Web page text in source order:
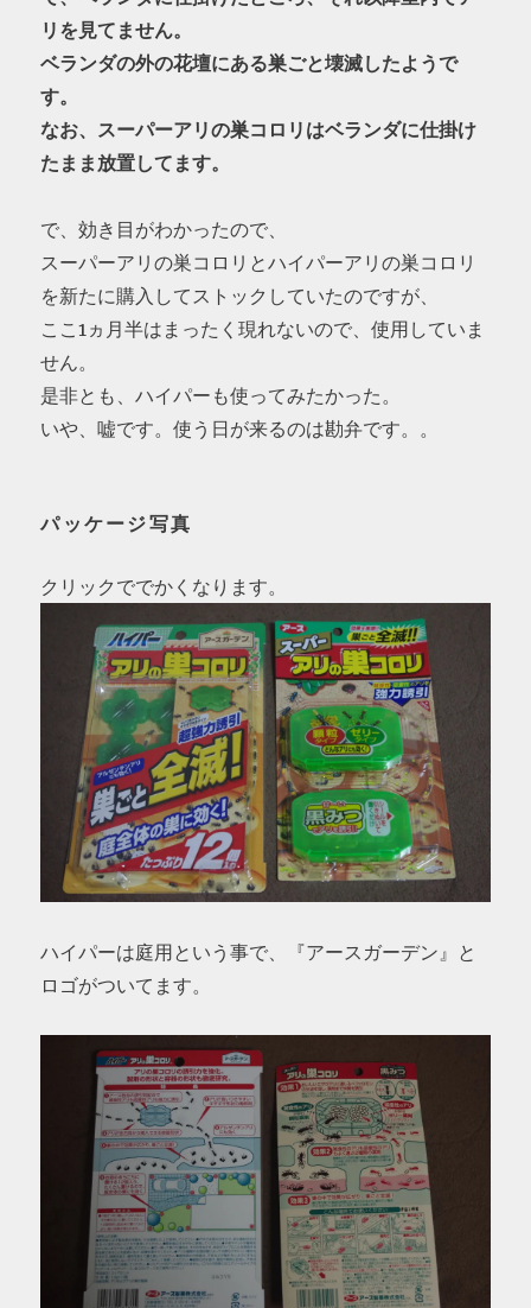
リを見てません。
ベランダの外の花壇にある巣ごと壊滅したようで
す。
なお、スーパーアリの巣コロリはベランダに仕掛け
たまま放置してます。
で、効き目がわかったので、
スーパーアリの巣コロリとハイパーアリの巣コロリ
を新たに購入してストックしていたのですが、
ここ1ヵ月半はまったく現れないので、使用していま
せん。
是非とも、ハイパーも使ってみたかった。
いや、嘘です。使う日が来るのは勘弁です。。
パッケージ写真
クリックででかくなります。
ハイパーは庭用という事で、『アースガーデン』と
ロゴがついてます。